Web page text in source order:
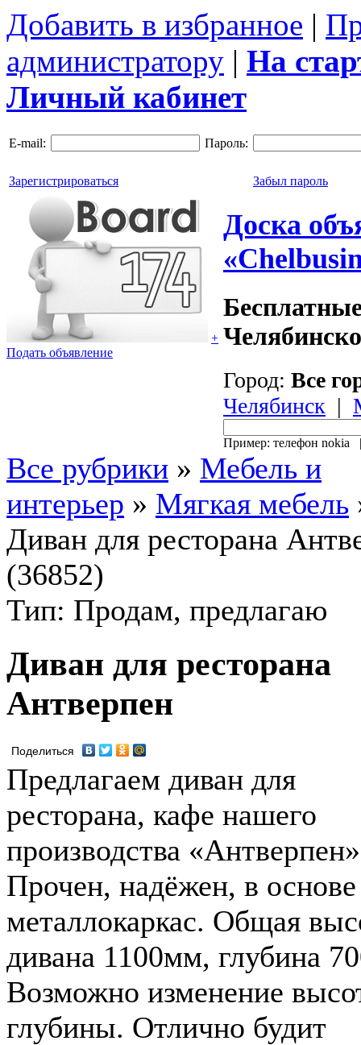
Добавить в избранное |
администратору | На
Личный кабинет
E-mail: Пароль:
Зарегистрироваться Забыл пароль
+
Подать объявление
Доска
Город: Все
Челябинск |
Пример: телефон
Все рубрики » Мебель и
интерьер » Мягкая мебель
Диван для ресторана
(36852)
Тип: Продам, предлагаю
Диван для ресторана
Антверпен
Поделиться
Предлагаем диван для
ресторана, кафе нашего
производства
Прочен, надёжен, в основе
металлокаркас. Общая
дивана 1100мм, глубина
Возможно изменение
глубины. Отлично будит